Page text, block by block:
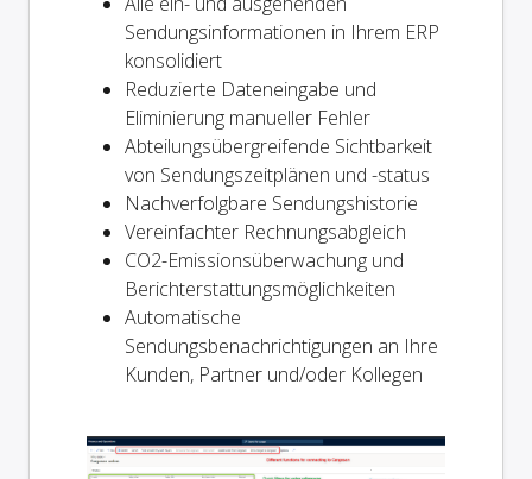
Sendungsinformationen in Ihrem ERP
konsolidiert
Reduzierte Dateneingabe und
Eliminierung manueller Fehler
Abteilungsübergreifende Sichtbarkeit
von Sendungszeitplänen und -status
Nachverfolgbare Sendungshistorie
Vereinfachter Rechnungsabgleich
CO2-Emissionsüberwachung und
Berichterstattungsmöglichkeiten
Automatische
Sendungsbenachrichtigungen an Ihre
Kunden, Partner und/oder Kollegen